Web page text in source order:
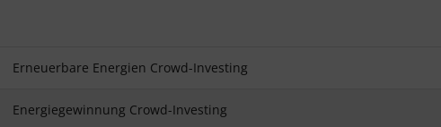
Erneuerbare Energien Crowd-Investing
Energiegewinnung Crowd-Investing